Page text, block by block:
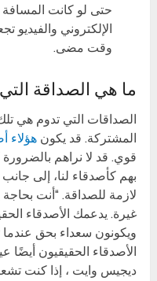
حتى لو كانت المسافة
الإلكتروني
وقت مضى.
ما هي الصداقة
الصداقات التي تدوم هي
المشتركة. قد يكونهؤلاء
قوي. قد لا نراهم بالضرورة
بهم كأصدقاء لنا، إلى
لازمة للصداقة. “أنت
غيرة. يدعمك الأصدقاء
ويكونون سعداء بحق
الأصدقاء الحقيقيون أيضًا
ديجيس وايت ، إذا كنت